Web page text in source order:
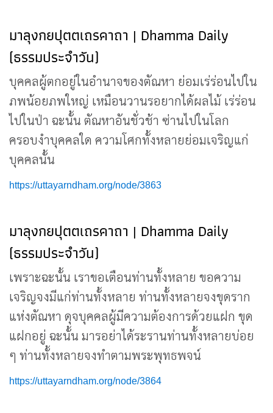
มาลุงกยปุตตเถรคาถา | Dhamma Daily
(ธรรมประจำวัน)
บุคคลผู้ตกอยู่ในอำนาจของตัณหา ย่อมเร่ร่อนไปใน
ภพน้อยภพใหญ่ เหมือนวานรอยากได้ผลไม้ เร่ร่อน
ไปในป่า ฉะนั้น ตัณหาอันชั่วช้า ซ่านไปในโลก
ครอบงำบุคคลใด ความโศกทั้งหลายย่อมเจริญแก่
บุคคลนั้น
https://uttayarndham.org/node/3863
มาลุงกยปุตตเถรคาถา | Dhamma Daily
(ธรรมประจำวัน)
เพราะฉะนั้น เราขอเตือนท่านทั้งหลาย ขอความ
เจริญจงมีแก่ท่านทั้งหลาย ท่านทั้งหลายจงขุดราก
แห่งตัณหา ดุจบุคคลผู้มีความต้องการด้วยแฝก ขุด
แฝกอยู่ ฉะนั้น มารอย่าได้ระรานท่านทั้งหลายบ่อย
ๆ ท่านทั้งหลายจงทำตามพระพุทธพจน์
https://uttayarndham.org/node/3864